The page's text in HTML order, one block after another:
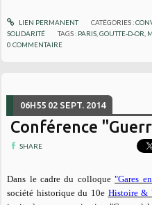
LIEN PERMANENT CATÉGORIES :
SOLIDARITÉ
TAGS : PARIS ,GOUTTE-D-OR
0 COMMENTAIRE
06H55 02 SEPT. 2014
Conférence
SHARE
Dans le cadre du colloque"Gares
société historique du 10e Histoire &